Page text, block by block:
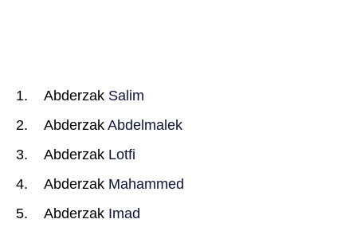
Abderzak Salim
Abderzak Abdelmalek
Abderzak Lotfi
Abderzak Mahammed
Abderzak Imad